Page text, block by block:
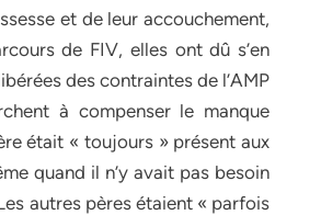
et de leur accouchement,
de FIV, elles ont dû s’en
des contraintes de l’AMP
à compenser le manque
était « toujours » présent aux
quand il n’y avait pas besoin
autres pères étaient « parfois